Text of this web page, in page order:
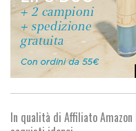
In qualità di Affiliato